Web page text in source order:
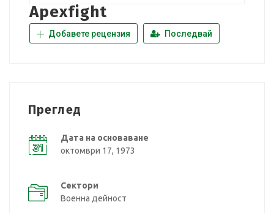
Apexfight
Добавете рецензия Последвай
Преглед
Дата на основаване
октомври 17, 1973
Сектори
Военна дейност